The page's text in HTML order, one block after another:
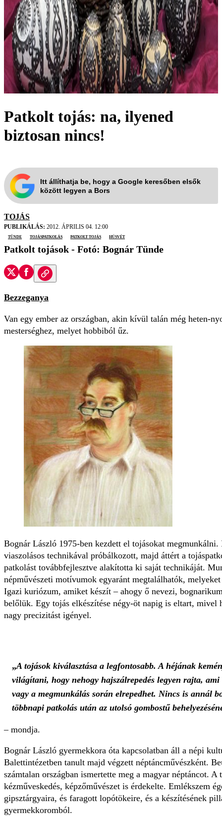
Patkolt tojás: na, ilyened
biztosan nincs!
Itt állíthatja be, hogy a Google keresőben elsők
között legyen a Bors
TOJÁS
PUBLIKÁLÁS: 2012. ÁPRILIS 04. 12:00
tünde
tojáspatkolás patkolt tojás húsvét
Patkolt tojások - Fotó: Bognár Tünde
Bezzeganya
Van egy ember az országban, akin kívül talán még heten-
mesterséghez, melyet hobbiból űz.
Bognár László 1975-ben kezdett el tojásokat megmunkálni.
viaszolásos technikával próbálkozott, majd áttért a
patkolást továbbfejlesztve alakította ki saját technikáját.
népművészeti motívumok egyaránt megtalálhatók,
Igazi kuriózum, amiket készít – ahogy ő nevezi,
belőlük. Egy tojás elkészítése négy-öt napig is eltart, mivel
nagy precizitást igényel.
„A tojások kiválasztása a legfontosabb. A héjának
világítani, hogy nehogy hajszálrepedés legyen rajta,
vagy a megmunkálás során elrepedhet. Nincs is annál
többnapi patkolás után az utolsó gombostű
– mondja.
Bognár László gyermekkora óta kapcsolatban áll a népi
Balettintézetben tanult majd végzett néptáncművészként.
számtalan országban ismertette meg a magyar néptáncot. A
kézműveskedés, képzőművészet is érdekelte. Emlékszem
gipsztárgyaira, és faragott lopótökeire, és a készítésének
gyermekkoromból.